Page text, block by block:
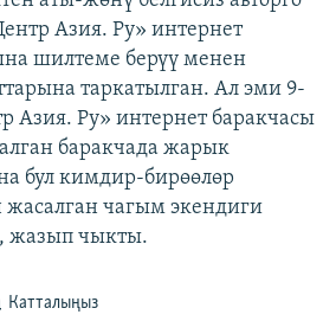
Азия. Ру» интернет
шилтеме берүү менен
таркатылган. Ал эми 9-
Азия. Ру» интернет баракчасы
баракчада жарык
бул кимдир-бирөөлөр
чагым экендиги
жазып чыкты.
Катталыңыз